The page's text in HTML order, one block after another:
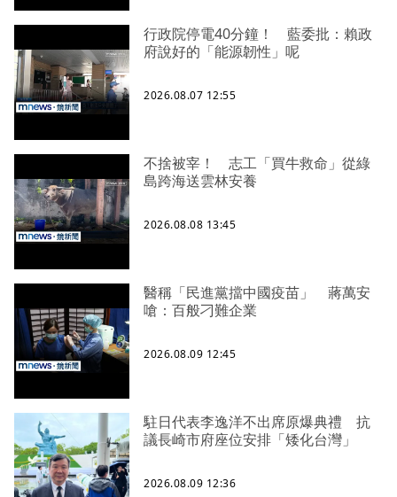
行政院停電40分鐘！ 藍委批：賴政
府說好的「能源韌性」呢
2026.08.07 12:55
不捨被宰！ 志工「買牛救命」從綠
島跨海送雲林安養
2026.08.08 13:45
醫稱「民進黨擋中國疫苗」 蔣萬安
嗆：百般刁難企業
2026.08.09 12:45
駐日代表李逸洋不出席原爆典禮 抗
議長崎市府座位安排「矮化台灣」
2026.08.09 12:36